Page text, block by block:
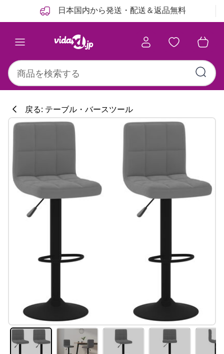
日本国内から発送・配送＆返品無料
戻る: テーブル・バースツール